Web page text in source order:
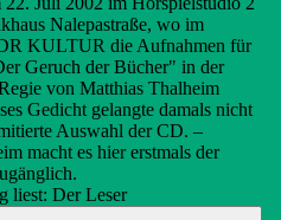
Nalepastraße, wo im
KULTUR die Aufnahmen für
Geruch der Bücher" in der
von Matthias Thalheim
Gedicht gelangte damals nicht
Auswahl der CD. –
macht es hier erstmals der
liest: Der Leser